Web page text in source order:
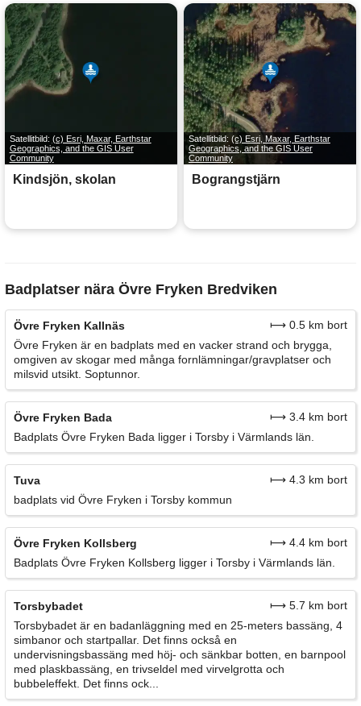
Satellitbild: (c) Esri, Maxar, Earthstar
Geographics, and the GIS User
Community
Kindsjön, skolan
Satellitbild: (c) Esri, Maxar, Earthstar
Geographics, and the GIS User
Community
Bograngstjärn
Badplatser nära Övre Fryken Bredviken
Övre Fryken Kallnäs
⟼ 0.5 km bort
Övre Fryken är en badplats med en vacker strand och brygga,
omgiven av skogar med många fornlämningar/gravplatser och
milsvid utsikt. Soptunnor.
Övre Fryken Bada
⟼ 3.4 km bort
Badplats Övre Fryken Bada ligger i Torsby i Värmlands län.
Tuva
⟼ 4.3 km bort
badplats vid Övre Fryken i Torsby kommun
Övre Fryken Kollsberg
⟼ 4.4 km bort
Badplats Övre Fryken Kollsberg ligger i Torsby i Värmlands län.
Torsbybadet
⟼ 5.7 km bort
Torsbybadet är en badanläggning med en 25-meters bassäng, 4
simbanor och startpallar. Det finns också en
undervisningsbassäng med höj- och sänkbar botten, en barnpool
med plaskbassäng, en trivseldel med virvelgrotta och
bubbeleffekt. Det finns ock...